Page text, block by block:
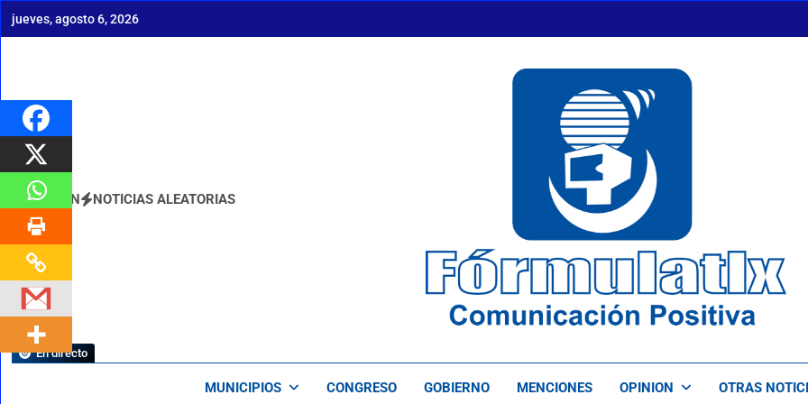
Saltar
jueves, agosto 6, 2026
BOLETÍN NOTICIAS ALEATORIAS
En directo FormulaTlx
MUNICIPIOS CONGRESO GOBIERNO MENCIONES OPINION OTRAS